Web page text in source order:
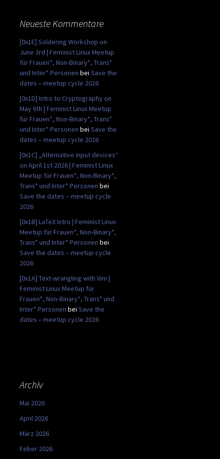
Neueste Kommentare
[0x1E] Soldering Workshop on
June 3rd | Feminist Linux Meetup
für Frauen*, Non-Binary*, Trans*
und Inter* Personen bei Save the
dates – meetup cycle 2026
[0x1D] Intro to Cryptography on
May 6th | Feminist Linux Meetup
für Frauen*, Non-Binary*, Trans*
und Inter* Personen bei Save the
dates – meetup cycle 2026
[0x1C] „Alternative input devices“
on April 1st 2026 | Feminist Linux
Meetup für Frauen*, Non-Binary*,
Trans* und Inter* Personen bei
Save the dates – meetup cycle
2026
[0x1B] LaTeX Intro | Feminist Linux
Meetup für Frauen*, Non-Binary*,
Trans* und Inter* Personen bei
Save the dates – meetup cycle
2026
[0x1A] Text-wrangling with Vim |
Feminist Linux Meetup für
Frauen*, Non-Binary*, Trans* und
Inter* Personen bei Save the
dates – meetup cycle 2026
Archiv
Mai 2026
April 2026
März 2026
Feber 2026